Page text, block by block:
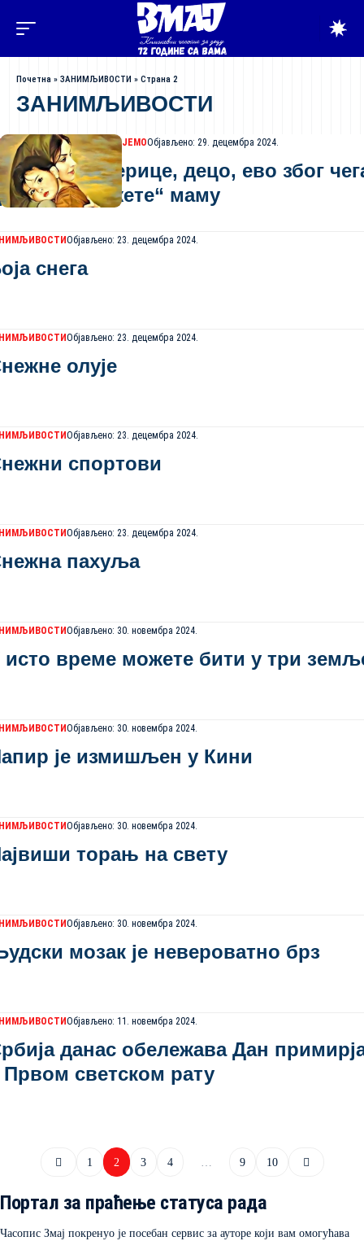
Почетна » ЗАНИМЉИВОСТИ » Страна 2
ЗАНИМЉИВОСТИ
ПРЕПОРУЧУЈЕМООбјављено: 29. децембра 2024.
су Материце, децо, ево због
да „вежете“ маму
Објављено: 23. децембра 2024.
снега
Објављено: 23. децембра 2024.
олује
Објављено: 23. децембра 2024.
спортови
Објављено: 23. децембра 2024.
пахуља
Објављено: 30. новембра 2024.
исто време можете бити у три
Објављено: 30. новембра 2024.
је измишљен у Кини
Објављено: 30. новембра 2024.
торањ на свету
Објављено: 30. новембра 2024.
мозак је невероватно брз
Објављено: 11. новембра 2024.
данас обележава Дан
Првом светском рату
1 2 3 4 9 10
Портал за праћење статуса рада
Часопис Змај покренуо је посебан сервис за ауторе који вам омогућава